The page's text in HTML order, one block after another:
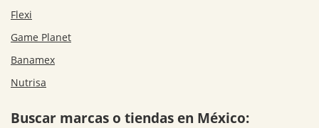
Flexi
Game Planet
Banamex
Nutrisa
Buscar marcas o tiendas en México: